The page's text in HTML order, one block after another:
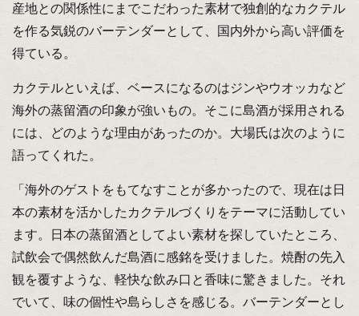
産地との関係性にまでこだわった素材で独創的なカクテル
を作る気鋭のバーテンダーとして、国内外から高い評価を
得ている。
カクテルといえば、ベースになるのはジンやウオッカなど
海外の蒸留酒の印象が強いもの。そこに島酒が採用される
には、どのような理由があったのか。大場氏は次のように
語ってくれた。
「海外のゲストをもてなすことが多かったので、現在は日
本の素材を活かしたカクテルづくりをテーマに活動してい
ます。日本の蒸留酒としてよい素材を探していたところ、
試飲会で偶然飲んだ島酒に感銘を受けました。焼酎の先入
観を覆すような、軽快な飲み口と香味に驚きました。それ
でいて、味の個性や島らしさを感じる。バーテンダーとし